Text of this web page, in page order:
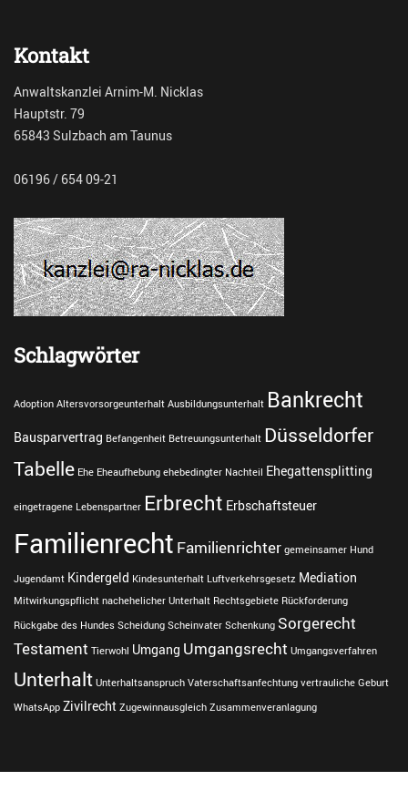
i
n
v
e
d
i
t
n
Tags
M
e
d
a
t
o
,
M
e
a
t
o
s
g
e
s
e
Kontakt
Anwaltskanzlei Arnim-M. Nicklas
Hauptstr. 79
65843 Sulzbach am Taunus
06196 / 654 09-21
Schlagwörter
Adoption Altersvorsorgeunterhalt Ausbildungsunterhalt Bankrecht
Bausparvertrag Befangenheit Betreuungsunterhalt Düsseldorfer
Tabelle Ehe Eheaufhebung ehebedingter Nachteil Ehegattensplitting
eingetragene Lebenspartner Erbrecht Erbschaftsteuer
Familienrecht Familienrichter gemeinsamer Hund
Jugendamt Kindergeld Kindesunterhalt Luftverkehrsgesetz Mediation
Mitwirkungspflicht nachehelicher Unterhalt Rechtsgebiete Rückforderung
Rückgabe des Hundes Scheidung Scheinvater Schenkung Sorgerecht
Testament Tierwohl Umgang Umgangsrecht Umgangsverfahren
Unterhalt Unterhaltsanspruch Vaterschaftsanfechtung vertrauliche Geburt
WhatsApp Zivilrecht Zugewinnausgleich Zusammenveranlagung